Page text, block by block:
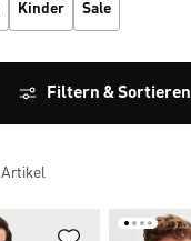
Kinder Sale
Filtern & Sortieren
Artikel